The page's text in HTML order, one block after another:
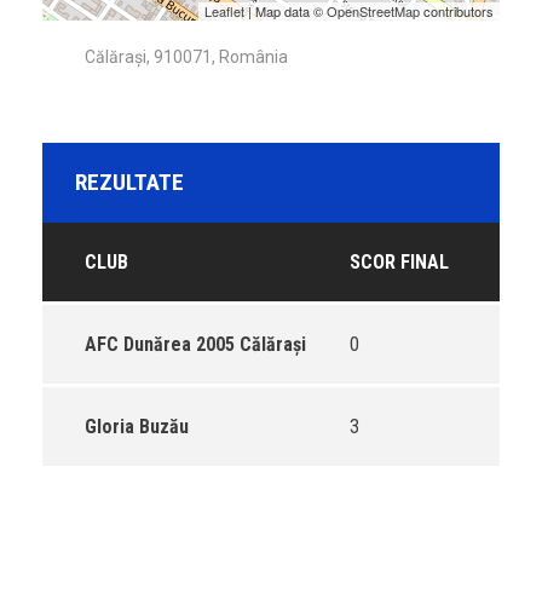
Leaflet| Map data ©OpenStreetMapcontributors
Călărași, 910071, România
REZULTATE
CLUB SCOR FINAL
AFC Dunărea 2005 Călărași 0
Gloria Buzău 3